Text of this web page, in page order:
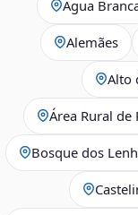
Água
Alemães
Alto
Área Rural de
Bosque dos